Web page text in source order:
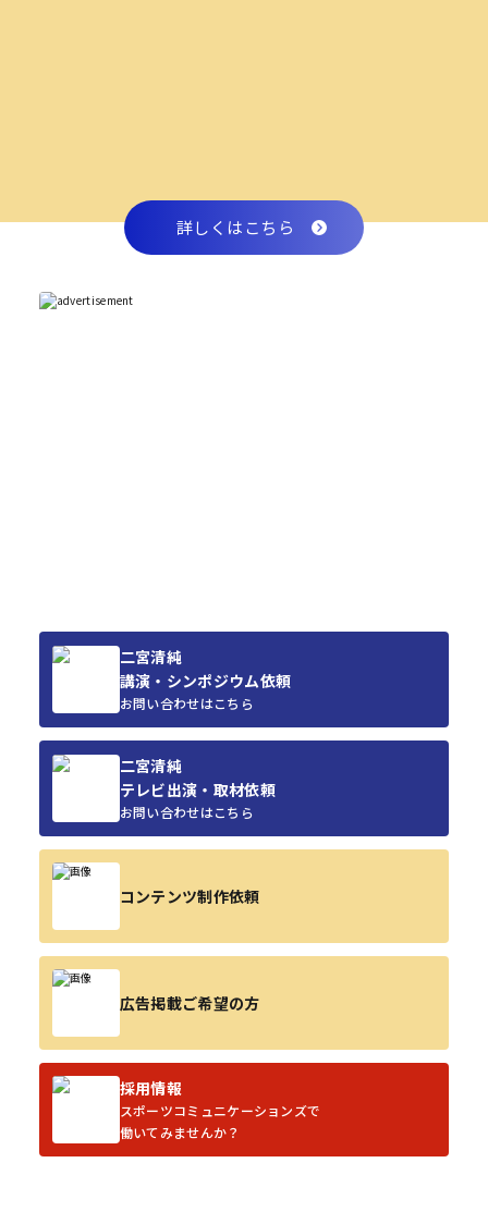
詳しくはこちら
二宮清純
講演・シンポジウム依頼
お問い合わせはこちら
二宮清純
テレビ出演・取材依頼
お問い合わせはこちら
コンテンツ制作依頼
広告掲載ご希望の方
採用情報
スポーツコミュニケーションズで
働いてみませんか？